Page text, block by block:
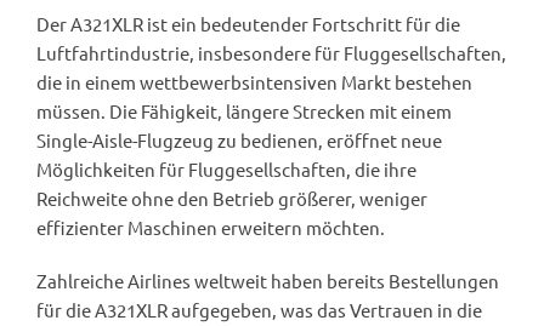
Der A321XLR ist ein bedeutender Fortschritt für die
Luftfahrtindustrie, insbesondere für Fluggesellschaften,
die in einem wettbewerbsintensiven Markt bestehen
müssen. Die Fähigkeit, längere Strecken mit einem
Single-Aisle-Flugzeug zu bedienen, eröffnet neue
Möglichkeiten für Fluggesellschaften, die ihre
Reichweite ohne den Betrieb größerer, weniger
effizienter Maschinen erweitern möchten.
Zahlreiche Airlines weltweit haben bereits Bestellungen
für die A321XLR aufgegeben, was das Vertrauen in die